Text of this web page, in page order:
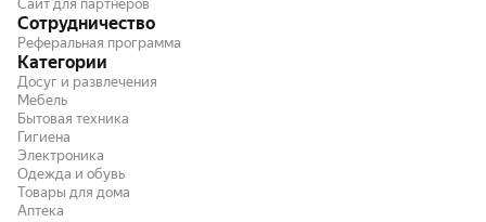
Сайт для партнёров
Сотрудничество
Реферальная программа
Категории
Досуг и развлечения
Мебель
Бытовая техника
Гигиена
Электроника
Одежда и обувь
Товары для дома
Аптека